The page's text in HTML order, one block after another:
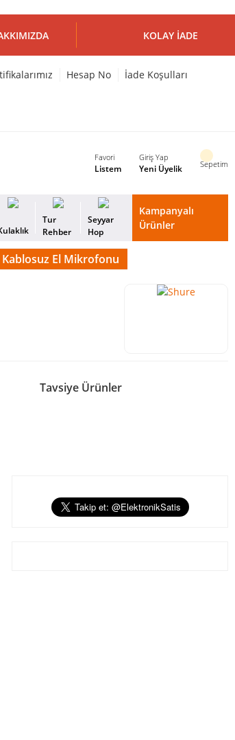
KOLAY İADE
Hesap No İade Koşulları
Favori
Listem
Giriş Yap
Yeni Üyelik Sepetim
Tur
Rehber
Seyyar
Hop
Kampanyalı
Ürünler
El Mikrofonu
Tavsiye Ürünler